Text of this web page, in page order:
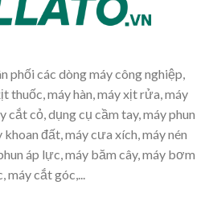
phối các dòng máy công nghiệp,
thuốc, máy hàn, máy xịt rửa, máy
cắt cỏ, dụng cụ cầm tay, máy phun
đất, máy cưa xích, máy nén
áp lực, máy băm cây, máy bơm
máy cắt góc,...